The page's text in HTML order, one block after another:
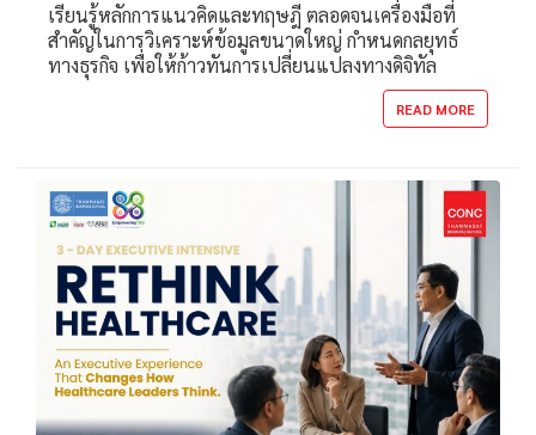
เรียนรู้หลักการแนวคิดและทฤษฎี ตลอดจนเครื่องมือที่
สำคัญในการวิเคราะห์ข้อมูลขนาดใหญ่ กำหนดกลยุทธ์
ทางธุรกิจ เพื่อให้ก้าวทันการเปลี่ยนแปลงทางดิจิทัล
READ MORE